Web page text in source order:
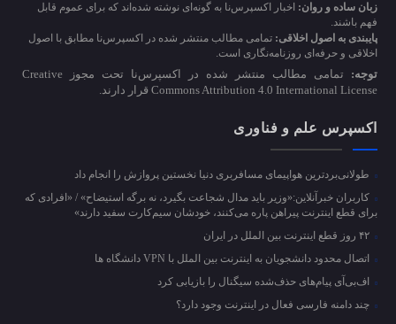
زبان ساده و روان: اخبار اکسپرس‌نا به گونه‌ای نوشته شده‌اند که برای عموم قابل
فهم باشند.
پایبندی به اصول اخلاقی: تمامی مطالب منتشر شده در اکسپرس‌نا مطابق با اصول
اخلاقی و حرفه‌ای روزنامه‌نگاری است.
توجه:
تمامی مطالب منتشر شده در اکسپرس‌نا تحت مجوز Creative
Commons Attribution 4.0 International License قرار دارند.
اکسپرس علم و فناوری
طولانی‌بردترین هواپیمای مسافربری دنیا نخستین پروازش را انجام داد
کاربران خبرآنلاین:«وزیر باید مدال شجاعت بگیرد، نه برگه استیضاح» / «افرادی که
برای قطع اینترنت پیراهن پاره می‌کنند، خودشان سیم‌کارت سفید دارند»
۴۲ روز قطع اینترنت بین الملل در ایران
اتصال محدود دانشجویان به اینترنت بین الملل با VPN دانشگاه ها
اف‌بی‌آی پیام‌های حذف‌شده سیگنال را بازیابی کرد
چند دامنه فارسی فعال در اینترنت وجود دارد؟